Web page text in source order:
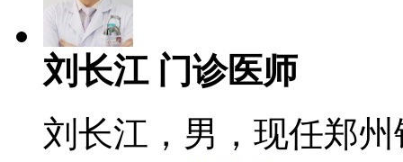
刘长江 门诊医师
刘长江，男，现任郑